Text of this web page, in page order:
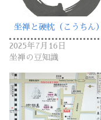
坐禅と硬枕（こうちん）
2025年7月16日
坐禅の豆知識